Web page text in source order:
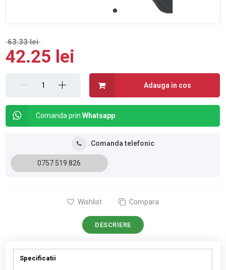
63.33 lei
42.25 lei
Adauga in cos
Comanda prinWhatsapp
Comanda telefonic
0757 519 826
Wishlist Compara
DESCRIERE
Specificatii